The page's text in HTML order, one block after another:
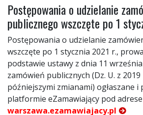
Postępowania o udzielanie
publicznego wszczęte po 1
Postępowania o udzielanie
wszczęte po 1 stycznia 2021 r.,
podstawie ustawy z dnia 11
zamówień publicznych (Dz. U. z 2019
późniejszymi zmianami) ogłaszane i
platformie eZamawiający pod
warszawa.ezamawiajacy.pl